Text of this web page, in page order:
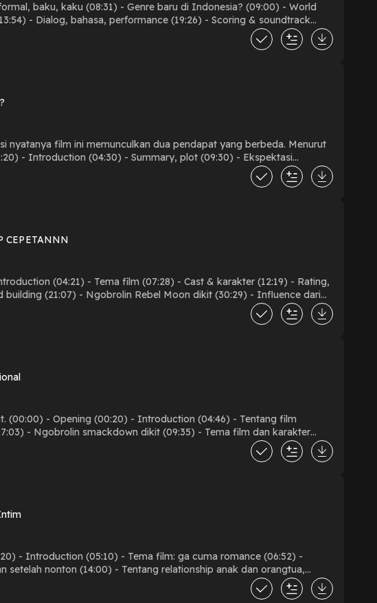
baku, kaku (08:31) - Genre baru di Indonesia? (09:00) - World
- Dialog, bahasa, performance (19:26) - Scoring & soundtrack
(SPOILER) (32:47) - Pretentious? (37:47) - Conclusion
nyatanya film ini memunculkan dua pendapat yang berbeda. Menurut
- Introduction (04:30) - Summary, plot (09:30) - Ekspektasi
(33:29) - Eksplorasi & transformasi karakter Bella (41:16) - Sex
(53:12) - Polarisasi opini, misogini, exploitative, dll. (01:02:22) - Poor
CEPETANNN
(04:21) - Tema film (07:28) - Cast & karakter (12:19) - Rating,
(21:07) - Ngobrolin Rebel Moon dikit (30:29) - Influence dari
(54:41) - Isu padat, Denis Villeneuve pinter (57:36) - Narasi,
- Visual, shot, scene favorit (01:09:09) - Experience nonton part
- Ngobrolin smackdown dikit (09:35) - Tema film dan karakter
-
- Cast performance (32:36) - Film biopic yang biopic banget (34:09)
- Introduction (05:10) - Tema film: ga cuma romance (06:52) -
setelah nonton (14:00) - Tentang relationship anak dan orangtua,
berdamai dengan diri sendiri (25:55) - Tentang karakter Harry (Paul
Visual film (36:43) - Spoiler! (37:44) - Ending (spoiler) (54:29) -